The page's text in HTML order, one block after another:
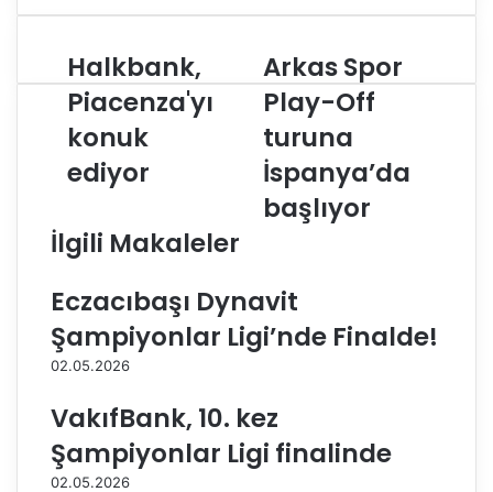
H
a
k
a
,
a
c
e
z
a
'
y
Halkbank,
Piacenza'yı
konuk
ediyor
A
r
k
a
S
p
o
a
f
t
Arkas Spor
Play-Off
turuna
İspanya’da
başlıyor
İlgili Makaleler
Eczacıbaşı Dynavit
Şampiyonlar Ligi’nde Finalde!
02.05.2026
VakıfBank, 10. kez
Şampiyonlar Ligi finalinde
02.05.2026